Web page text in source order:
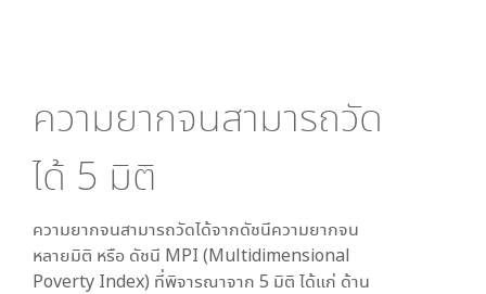
ความยากจนสามารถวัด
ได้ 5 มิติ
ความยากจนสามารถวัดได้จากดัชนีความยากจน
หลายมิติ หรือ ดัชนี MPI (Multidimensional
Poverty Index) ที่พิจารณาจาก 5 มิติ ได้แก่ ด้าน